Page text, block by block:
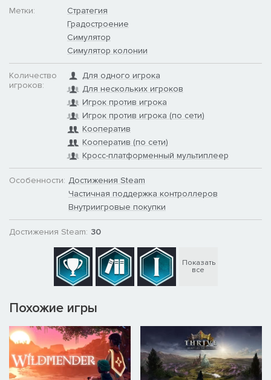
Метки:
Стратегия
Градостроение
Симулятор
Симулятор колонии
Количество
игроков:
Для одного игрока
Для нескольких игроков
Игрок против игрока
Игрок против игрока (по сети)
Кооператив
Кооператив (по сети)
Кросс-платформенный мультиплеер
Особенности: Достижения Steam
Частичная поддержка контроллеров
Внутриигровые покупки
Достижения Steam: 30
Показать
все
Похожие игры